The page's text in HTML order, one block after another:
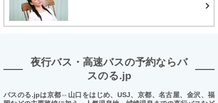
夜行バス・高速バスの予約ならバ
スのる.jp
バスのる.jpは京都⇔山口をはじめ、USJ、京都、名古屋、金沢、福